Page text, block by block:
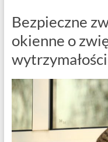
Bezpieczne
okienne o